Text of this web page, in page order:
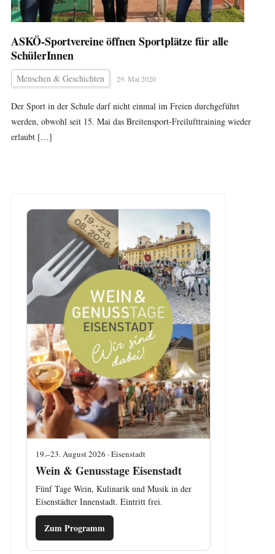
ASKÖ-Sportvereine öffnen Sportplätze für alle
SchülerInnen
Menschen & Geschichten 29. Mai 2020
Der Sport in der Schule darf nicht einmal im Freien durchgeführt
werden, obwohl seit 15. Mai das Breitensport-Freilufttraining wieder
erlaubt […]
19.–23. August 2026 · Eisenstadt
Wein & Genusstage Eisenstadt
Fünf Tage Wein, Kulinarik und Musik in der
Eisenstädter Innenstadt. Eintritt frei.
Zum Programm